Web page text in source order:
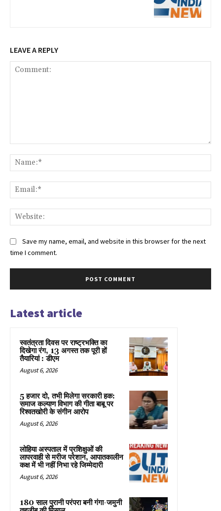
LEAVE A REPLY
Save my name, email, and website in this browser for the next
time I comment.
Latest article
स्वतंत्रता दिवस पर राष्ट्रभक्ति का
दिखेगा रंग, 13 अगस्त तक पूरी हों
तैयारियां : डीएम
August 6, 2026
5 हजार दो, तभी मिलेगा सरकारी हक:
समाज कल्याण विभाग की गीता बाबू पर
रिश्वतखोरी के संगीन आरोप
August 6, 2026
लोहिया अस्पताल में प्रशिक्षुओं की
लापरवाही से मरीज परेशान, आपातकालीन
कक्ष में भी नहीं निभा रहे जिम्मेदारी
August 6, 2026
180 साल पुरानी परंपरा बनी गंगा-जमुनी